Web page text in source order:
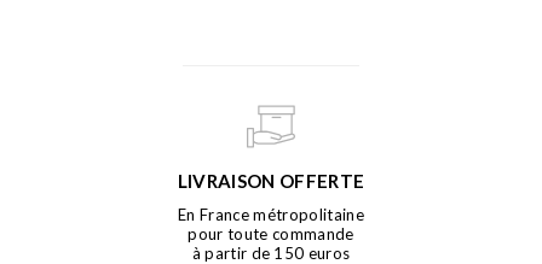
LIVRAISON OFFERTE
En France métropolitaine
pour toute commande
à partir de 150 euros